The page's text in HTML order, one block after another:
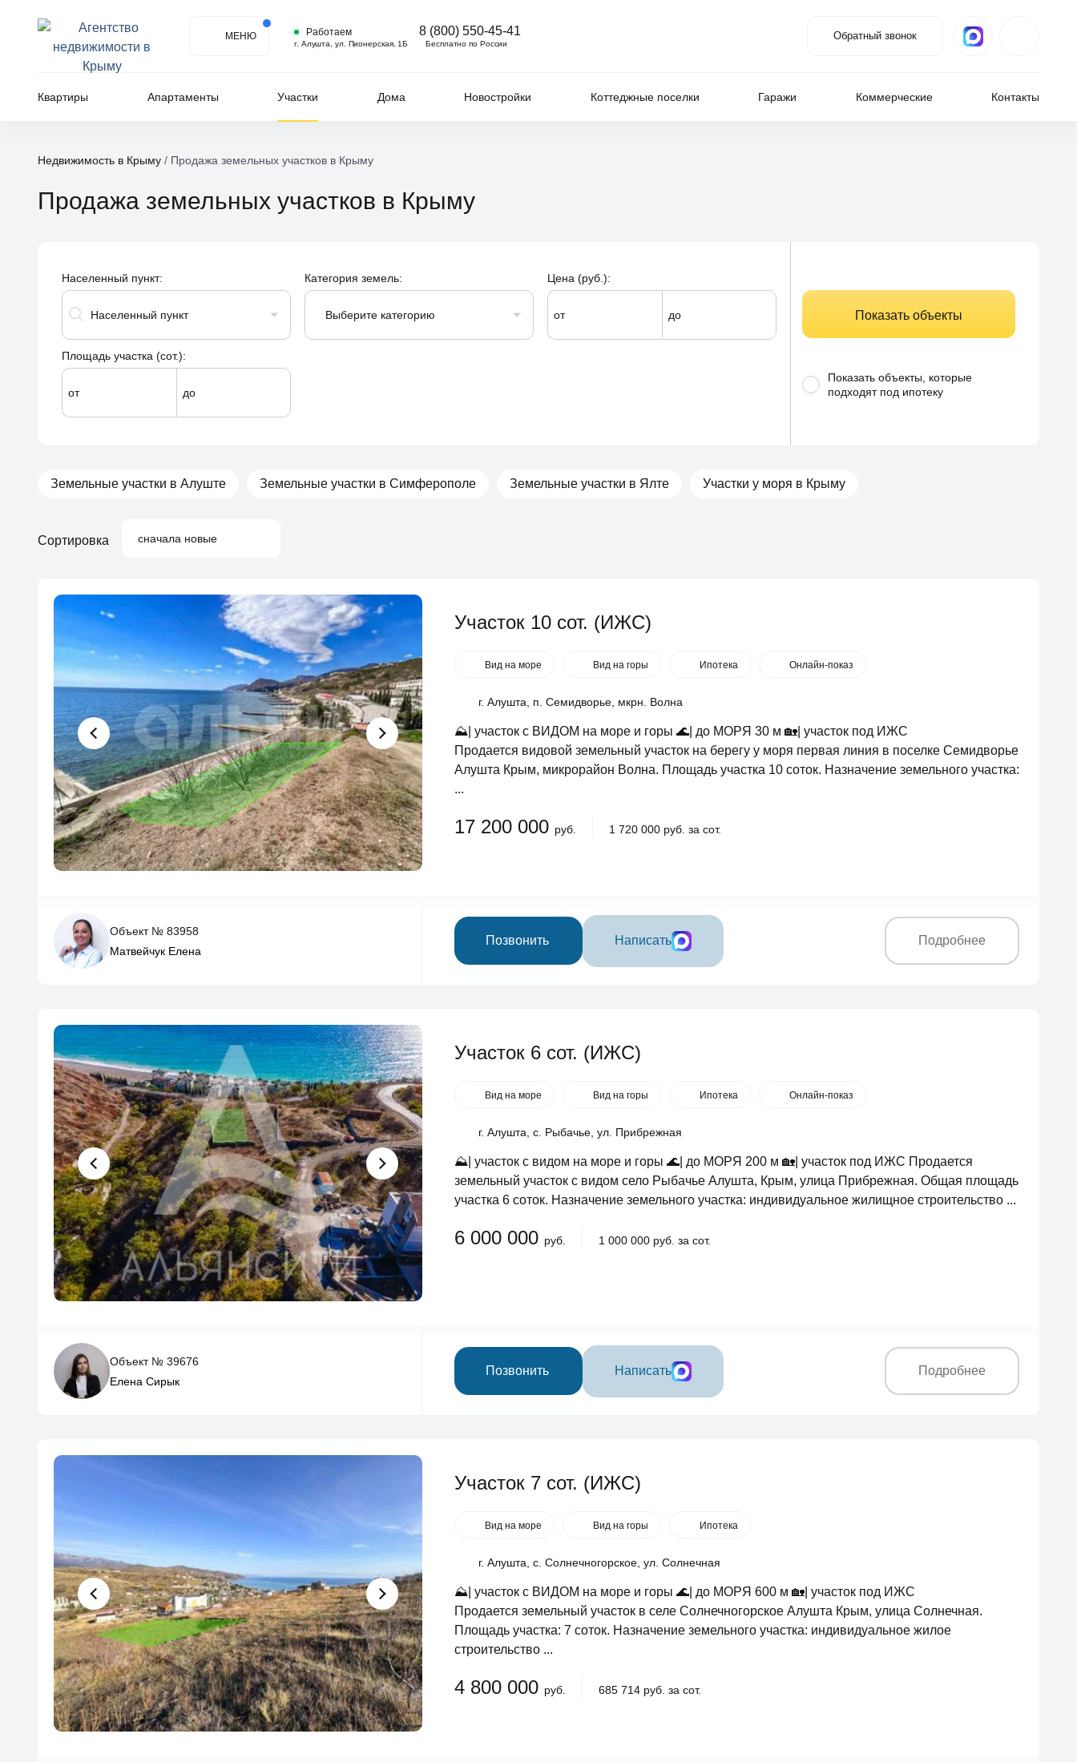
МЕНЮ Работаем
г. Алушта, ул. Пионерская, 1Б
8 (800) 550-45-41
Бесплатно по России
Обратный звонок
Квартиры Апартаменты Участки Дома Новостройки Коттеджные поселки Гаражи Коммерческие Контакты
Недвижимость в Крыму / Продажа земельных участков в Крыму
Продажа земельных участков в Крыму
Населенный пункт:
Населенный пункт
Категория земель:
Выберите категорию
Цена (руб.):
от до
Площадь участка (сот.):
от до
Показать объекты
Показать объекты, которые
подходят под ипотеку
Земельные участки в Алуште Земельные участки в Симферополе Земельные участки в Ялте Участки у моря в Крыму
Сортировка сначала новые
Участок 10 сот. (ИЖС)
Вид на море Вид на горы Ипотека Онлайн-показ
г. Алушта, п. Семидворье, мкрн. Волна
⛰️| участок с ВИДОМ на море и горы 🌊| до МОРЯ 30 м 🏡| участок под ИЖС
Продается видовой земельный участок на берегу у моря первая линия в поселке Семидворье
Алушта Крым, микрорайон Волна. Площадь участка 10 соток. Назначение земельного участка:
...
17 200 000 руб. 1 720 000 руб. за сот.
Объект № 83958
Матвейчук Елена
Позвонить Написать Подробнее
Участок 6 сот. (ИЖС)
Вид на море Вид на горы Ипотека Онлайн-показ
г. Алушта, с. Рыбачье, ул. Прибрежная
⛰️| участок с видом на море и горы 🌊| до МОРЯ 200 м 🏡| участок под ИЖС Продается
земельный участок с видом село Рыбачье Алушта, Крым, улица Прибрежная. Общая площадь
участка 6 соток. Назначение земельного участка: индивидуальное жилищное строительство ...
6 000 000 руб. 1 000 000 руб. за сот.
Объект № 39676
Елена Сирык
Позвонить Написать Подробнее
Участок 7 сот. (ИЖС)
Вид на море Вид на горы Ипотека
г. Алушта, с. Солнечногорское, ул. Солнечная
⛰️| участок с ВИДОМ на море и горы 🌊| до МОРЯ 600 м 🏡| участок под ИЖС
Продается земельный участок в селе Солнечногорское Алушта Крым, улица Солнечная.
Площадь участка: 7 соток. Назначение земельного участка: индивидуальное жилое
строительство ...
4 800 000 руб. 685 714 руб. за сот.